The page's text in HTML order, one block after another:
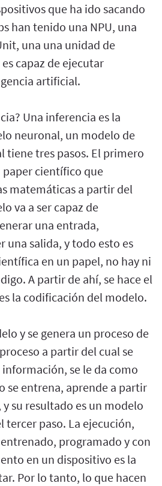
que ha ido sacando
han tenido una NPU, una
una una unidad de
capaz de ejecutar
artificial.
Una inferencia es la
neuronal, un modelo de
tres pasos. El primero
paper científico que
matemáticas a partir del
va a ser capaz de
una entrada,
una salida, y todo esto es
en un papel, no hay ni
A partir de ahí, se hace el
la codificación del modelo.
y se genera un proceso de
a partir del cual se
se le da como
se entrena, aprende a partir
su resultado es un modelo
tercer paso. La ejecución,
programado y con
en un dispositivo es la
Por lo tanto, lo que hacen